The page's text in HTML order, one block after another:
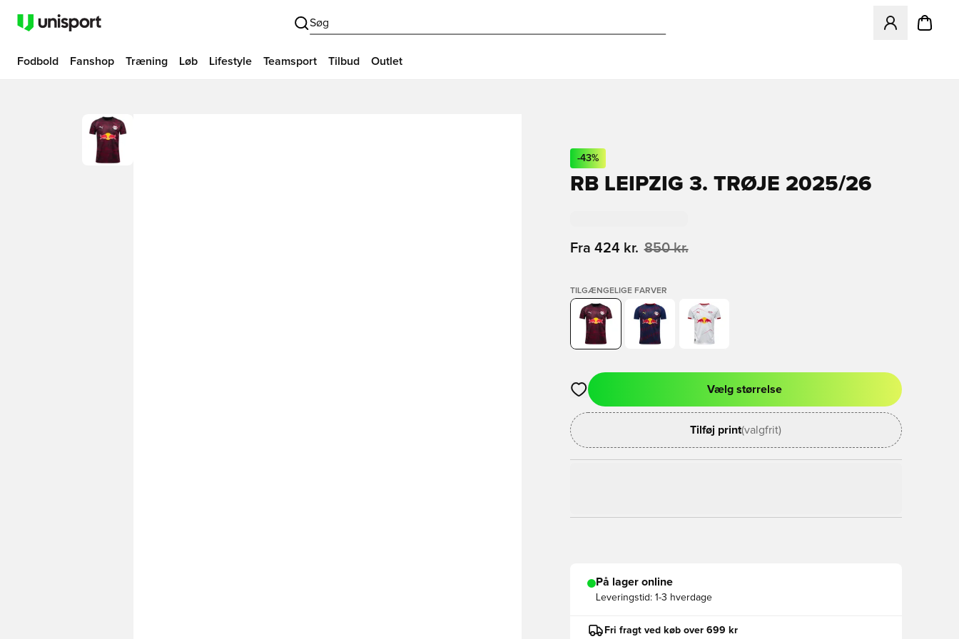
Søg
Åbner en
Fodbold Fanshop Træning Løb Lifestyle Teamsport Tilbud Outlet
-43%
RB LEIPZIG 3. TRØJE 2025/26
Fra 424 kr. 850 kr.
TILGÆNGELIGE FARVER
Åbner en Modal til at logge ind eller tilmelde dig som medlem
Vælg størrelse
Tilføj print(valgfrit)
På lager online
Leveringstid: 1-3 hverdage
Fri fragt ved køb over 699 kr